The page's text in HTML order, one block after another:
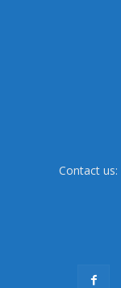
Contact us: